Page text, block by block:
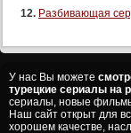
133 серия
136 серия
137 серия
Разбивающая
У нас Вы можете
турецкие сериалы на
сериалы, новые
Наш сайт открыт для
хорошем качестве,